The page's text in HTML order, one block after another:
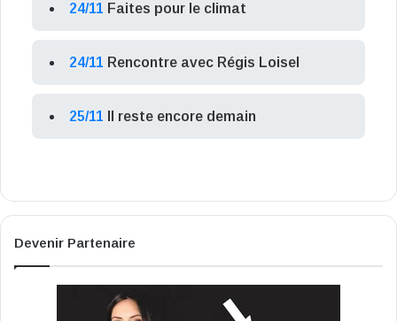
24/11 Faites pour le climat
24/11 Rencontre avec Régis Loisel
25/11 Il reste encore demain
Devenir Partenaire